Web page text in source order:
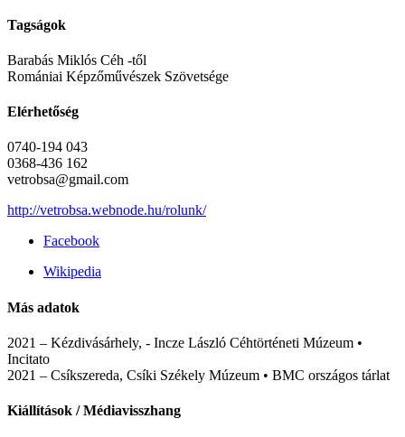
Tagságok
Barabás Miklós Céh -től
Romániai Képzőművészek Szövetsége
Elérhetőség
0740-194 043
0368-436 162
vetrobsa@gmail.com
http://vetrobsa.webnode.hu/rolunk/
Facebook
Wikipedia
Más adatok
2021 – Kézdivásárhely, - Incze László Céhtörténeti Múzeum •
Incitato
2021 – Csíkszereda, Csíki Székely Múzeum • BMC országos tárlat
Kiállítások / Médiavisszhang